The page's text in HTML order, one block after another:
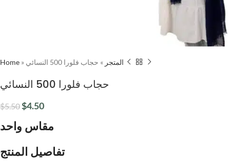
Home » المتجر » حجاب فلورا 500 النسائي
حجاب فلورا 500 النسائي
$5.50$4.50
مقاس واحد
تفاصيل المنتج